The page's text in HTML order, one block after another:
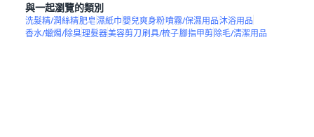
與一起瀏覽的類別
洗髮精/潤絲精肥皂濕紙巾嬰兒爽身粉噴霧/保濕用品沐浴用品
香水/蠟燭/除臭理髮器美容剪刀刷具/梳子腳指甲剪除毛/清潔用品